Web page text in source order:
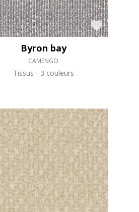
Byron bay
CAMENGO
Tissus 3 couleurs